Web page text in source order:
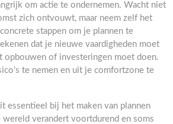
om actie te ondernemen. Wacht niet
zich ontvouwt, maar neem zelf het
stappen om je plannen te
dat je nieuwe vaardigheden moet
opbouwen of investeringen moet doen.
te nemen en uit je comfortzone te
essentieel bij het maken van plannen
verandert voortdurend en soms